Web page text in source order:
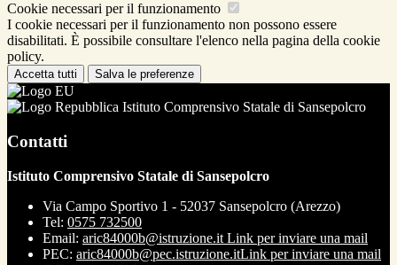
Cookie necessari per il funzionamento
I cookie necessari per il funzionamento non possono essere
disabilitati. È possibile consultare l'elenco nella pagina della cookie
policy.
Accetta tutti Salva le preferenze
Istituto Comprensivo Statale di Sansepolcro
Contatti
Istituto Comprensivo Statale di Sansepolcro
Via Campo Sportivo 1 - 52037 Sansepolcro (Arezzo)
Tel: 0575 732500
Email: aric84000b@istruzione.it Link per inviare una mail
PEC: aric84000b@pec.istruzione.itLink per inviare una mail